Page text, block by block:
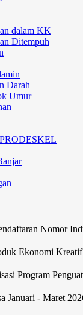
dalam KK
Ditempuh
Darah
Umur
Nomor
Ekonomi
Program
Januari - Maret